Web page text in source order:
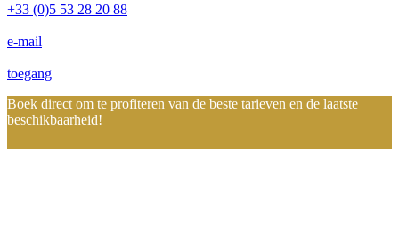
+33 (0)5 53 28 20 88
e-mail
toegang
Boek direct om te profiteren van de beste tarieven en de laatste
beschikbaarheid!